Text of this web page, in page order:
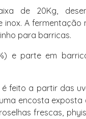
de 20Kg,
A fermentação
para barricas.
e parte em
é feito a partir das
encosta exposta
frescas,